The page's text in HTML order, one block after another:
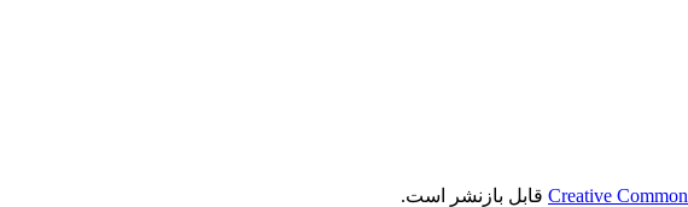
Creative قابل بازنشر است.